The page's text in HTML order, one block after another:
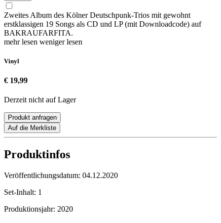
Zweites Album des Kölner Deutschpunk-Trios mit gewohnt
erstklassigen 19 Songs als CD und LP (mit Downloadcode) auf
BAKRAUFARFITA.
mehr lesen weniger lesen
Vinyl
€ 19,99
Derzeit nicht auf Lager
Produkt anfragen
Auf die Merkliste
Produktinfos
Veröffentlichungsdatum: 04.12.2020
Set-Inhalt: 1
Produktionsjahr: 2020